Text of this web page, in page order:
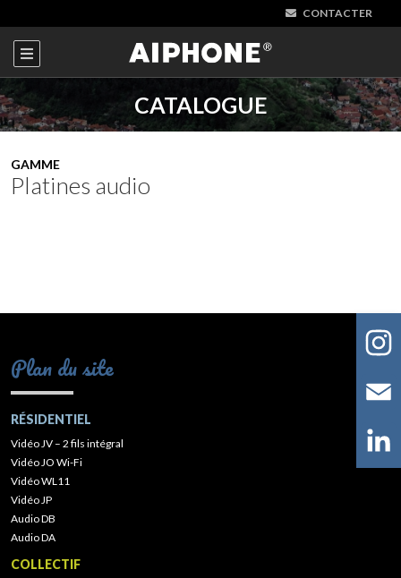
CONTACTER
CATALOGUE
GAMME
Platines audio
Plan du site
RÉSIDENTIEL
Vidéo JV – 2 fils intégral
Vidéo JO Wi-Fi
Vidéo WL11
Vidéo JP
Audio DB
Audio DA
COLLECTIF